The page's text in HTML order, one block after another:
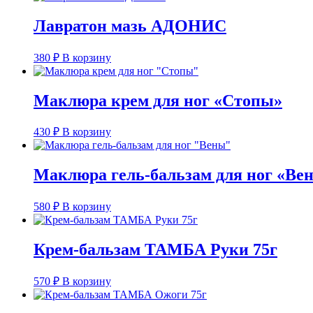
Лавратон мазь АДОНИС
380 ₽ В корзину
Маклюра крем для ног «Стопы»
430 ₽ В корзину
Маклюра гель-бальзам для ног
580 ₽ В корзину
Крем-бальзам ТАМБА Руки 75г
570 ₽ В корзину